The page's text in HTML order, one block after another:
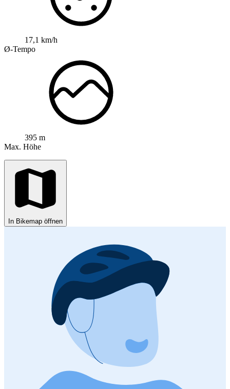
17,1 km/h
Ø-Tempo
395 m
Max. Höhe
In Bikemap öffnen